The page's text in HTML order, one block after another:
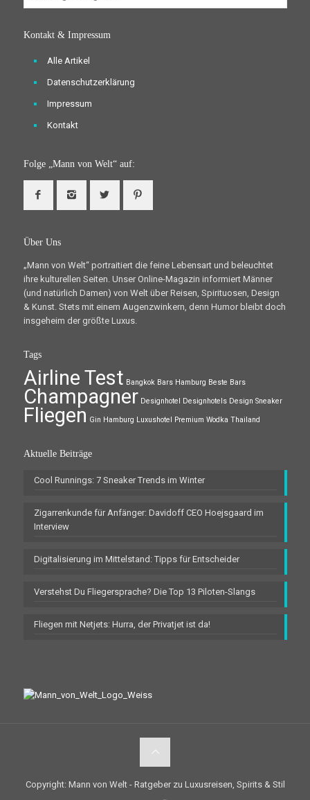
Kontakt & Impressum
Alle Artikel
Datenschutzerklärung
Impressum
Kontakt
Folge „Mann von Welt“ auf:
Über Uns
„Mann von Welt“ portraitiert die feine Lebensart und beleuchtet
ihre kulturellen Seiten. Unser Online-Magazin informiert Männer
(und natürlich Damen) von Welt über Reisen, Spirituosen, Design
& Kunst. Stets mit einem Augenzwinkern, denn Humor bleibt doch
insgeheim der größte Luxus.
Tags
Airline Test Bangkok Bars Hamburg Beste Bars
Champagner Designhotel Designhotels Design Sneaker
Fliegen Gin Hamburg Luxushotel Premium Wodka Thailand
Aktuelle Beiträge
Cool Runnings: 7 Sneaker Trends im Winter
Zigarrenkunde für Anfänger: Davidoff CEO Hoejsgaard im
Interview
Digitalisierung im Mittelstand: Tipps für Entscheider
Verstehst Du Fliegersprache? Die Top 13 Piloten-Slangs
Fliegen mit Netjets: Hurra, der Privatjet ist da!
Copyright: Mann von Welt - Ratgeber zu Luxusreisen, Spirits & Stil